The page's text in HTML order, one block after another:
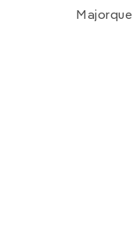
Majorque